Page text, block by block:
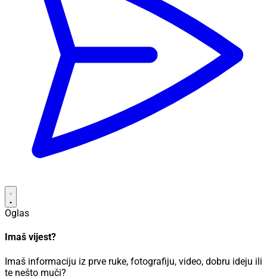
Oglas
Imaš vijest?
Imaš informaciju iz prve ruke, fotografiju, video, dobru ideju ili
te nešto muči?